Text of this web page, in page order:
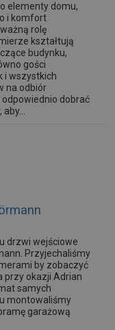
elementy domu,
i komfort
rolę
kształtują
budynku,
gości
i wszystkich
na odbiór
odpowiednio dobrać
drzwi wejściowe
Przyjechaliśmy
by zobaczyć
przy okazji Adrian
samych
montowaliśmy
garażową